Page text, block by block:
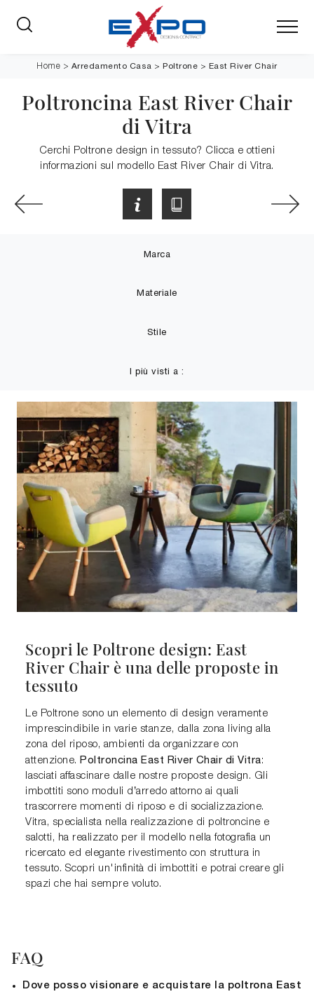
Home > Arredamento Casa >Poltrone > East River Chair
Poltroncina East River Chair
di Vitra
Cerchi Poltrone design in tessuto? Clicca e ottieni
informazioni sul modello East River Chair di Vitra.
Marca
Materiale
Stile
I più visti a :
Scopri le Poltrone design: East
River Chair è una delle proposte in
tessuto
Le Poltrone sono un elemento di design veramente
imprescindibile in varie stanze, dalla zona living alla
zona del riposo, ambienti da organizzare con
attenzione. Poltroncina East River Chair di Vitra:
lasciati affascinare dalle nostre proposte design. Gli
imbottiti sono moduli d’arredo attorno ai quali
trascorrere momenti di riposo e di socializzazione.
Vitra, specialista nella realizzazione di poltroncine e
salotti, ha realizzato per il modello nella fotografia un
ricercato ed elegante rivestimento con struttura in
tessuto. Scopri un'infinità di imbottiti e potrai creare gli
spazi che hai sempre voluto.
FAQ
Dove posso visionare e acquistare la poltrona East